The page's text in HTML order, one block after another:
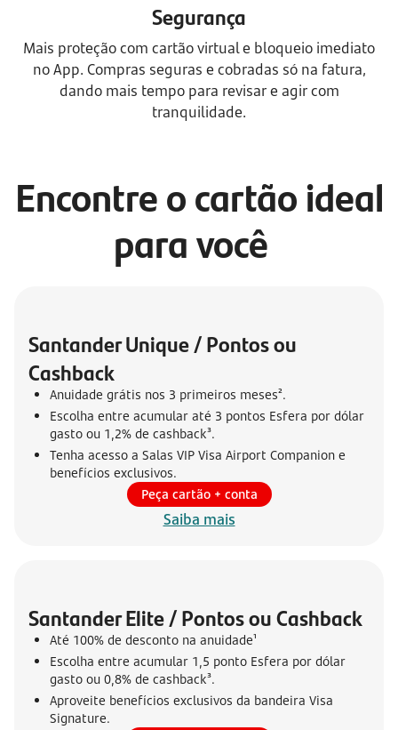
Segurança
Mais proteção com cartão virtual e bloqueio imediato
no App. Compras seguras e cobradas só na fatura,
dando mais tempo para revisar e agir com
tranquilidade.
Encontre o cartão ideal
para você
Santander Unique / Pontos ou
Cashback
Anuidade grátis nos 3 primeiros meses².
Escolha entre acumular até 3 pontos Esfera por dólar
gasto ou 1,2% de cashback³.
Tenha acesso a Salas VIP Visa Airport Companion e
benefícios exclusivos.
Peça cartão + conta
Saiba mais
Santander Elite / Pontos ou Cashback
Até 100% de desconto na anuidade¹
Escolha entre acumular 1,5 ponto Esfera por dólar
gasto ou 0,8% de cashback³.
Aproveite benefícios exclusivos da bandeira Visa
Signature.